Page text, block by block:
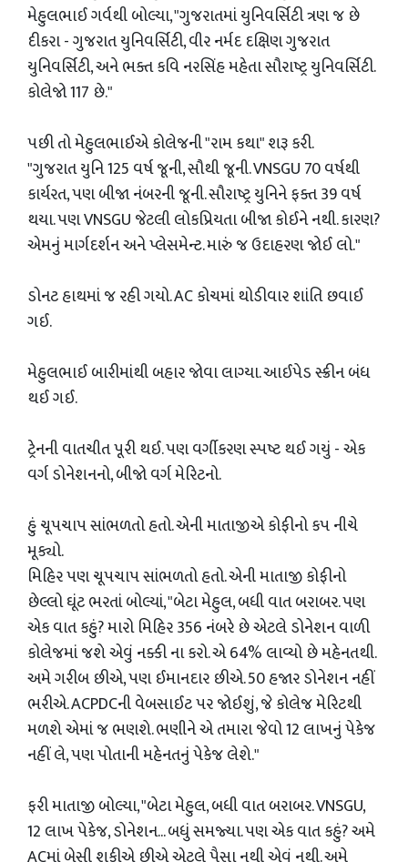
મેહુલભાઈ ગર્વથી બોલ્યા, "ગુજરાતમાં યુનિવર્સિટી ત્રણ જ છે
દીકરા - ગુજરાત યુનિવર્સિટી, વીર નર્મદ દક્ષિણ ગુજરાત
યુનિવર્સિટી, અને ભક્ત કવિ નરસિંહ મહેતા સૌરાષ્ટ્ર યુનિવર્સિટી.
કોલેજો 117 છે."
પછી તો મેહુલભાઈએ કોલેજની "રામ કથા" શરૂ કરી.
"ગુજરાત યુનિ 125 વર્ષ જૂની, સૌથી જૂની. VNSGU 70 વર્ષથી
કાર્યરત, પણ બીજા નંબરની જૂની. સૌરાષ્ટ્ર યુનિને ફક્ત 39 વર્ષ
થયા. પણ VNSGU જેટલી લોકપ્રિયતા બીજા કોઈને નથી. કારણ?
એમનું માર્ગદર્શન અને પ્લેસમેન્ટ. મારું જ ઉદાહરણ જોઈ લો."
ડોનટ હાથમાં જ રહી ગયો. AC કોચમાં થોડીવાર શાંતિ છવાઈ
ગઈ.
મેહુલભાઈ બારીમાંથી બહાર જોવા લાગ્યા. આઈપેડ સ્ક્રીન બંધ
થઈ ગઈ.
ટ્રેનની વાતચીત પૂરી થઈ. પણ વર્ગીકરણ સ્પષ્ટ થઈ ગયું - એક
વર્ગ ડોનેશનનો, બીજો વર્ગ મેરિટનો.
હું ચૂપચાપ સાંભળતો હતો. એની માતાજીએ કોફીનો કપ નીચે
મૂક્યો.
મિહિર પણ ચૂપચાપ સાંભળતો હતો. એની માતાજી કોફીનો
છેલ્લો ઘૂંટ ભરતાં બોલ્યાં, "બેટા મેહુલ, બધી વાત બરાબર. પણ
એક વાત કહું? મારો મિહિર 356 નંબરે છે એટલે ડોનેશન વાળી
કોલેજમાં જશે એવું નક્કી ના કરો. એ 64% લાવ્યો છે મહેનતથી.
અમે ગરીબ છીએ, પણ ઈમાનદાર છીએ. 50 હજાર ડોનેશન નહીં
ભરીએ. ACPDCની વેબસાઈટ પર જોઈશું, જે કોલેજ મેરિટથી
મળશે એમાં જ ભણશે. ભણીને એ તમારા જેવો 12 લાખનું પેકેજ
નહીં લે, પણ પોતાની મહેનતનું પેકેજ લેશે."
ફરી માતાજી બોલ્યા, "બેટા મેહુલ, બધી વાત બરાબર. VNSGU,
12 લાખ પેકેજ, ડોનેશન... બધું સમજ્યા. પણ એક વાત કહું? અમે